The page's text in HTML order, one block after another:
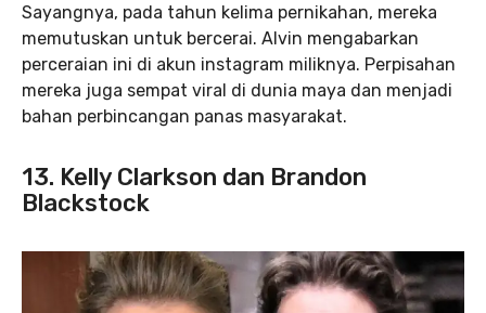
Sayangnya, pada tahun kelima pernikahan, mereka
memutuskan untuk bercerai. Alvin mengabarkan
perceraian ini di akun instagram miliknya. Perpisahan
mereka juga sempat viral di dunia maya dan menjadi
bahan perbincangan panas masyarakat.
13. Kelly Clarkson dan Brandon
Blackstock